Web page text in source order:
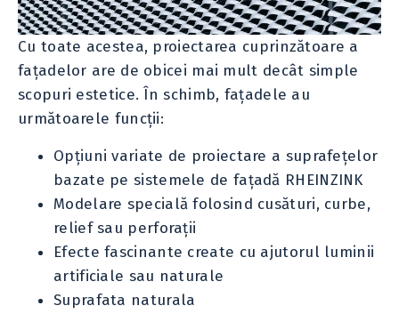
Cu toate acestea, proiectarea cuprinzătoare a
fațadelor are de obicei mai mult decât simple
scopuri estetice. În schimb, fațadele au
următoarele funcții:
Opțiuni variate de proiectare a suprafețelor
bazate pe sistemele de fațadă RHEINZINK
Modelare specială folosind cusături, curbe,
relief sau perforații
Efecte fascinante create cu ajutorul luminii
artificiale sau naturale
Suprafata naturala